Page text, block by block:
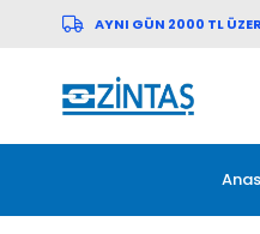
AYNI GÜN 2000 TL